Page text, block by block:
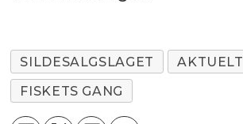
SILDESALGSLAGET
AKTUELT
FISKETS GANG